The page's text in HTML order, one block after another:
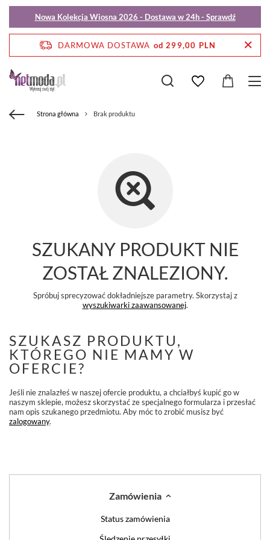
Nowa Kolekcja Wiosna 2026 - Dostawa w 24h - Sprawdź
DARMOWA DOSTAWA od 299,00 PLN
Strona główna Brak produktu
SZUKANY PRODUKT NIE
ZOSTAŁ ZNALEZIONY.
Spróbuj sprecyzować dokładniejsze parametry. Skorzystaj z
wyszukiwarki zaawansowanej.
SZUKASZ PRODUKTU,
KTÓREGO NIE MAMY W
OFERCIE?
Jeśli nie znalazłeś w naszej ofercie produktu, a chciałbyś kupić go w
naszym sklepie, możesz skorzystać ze specjalnego formularza i przesłać
nam opis szukanego przedmiotu. Aby móc to zrobić musisz być
zalogowany.
Zamówienia
Status zamówienia